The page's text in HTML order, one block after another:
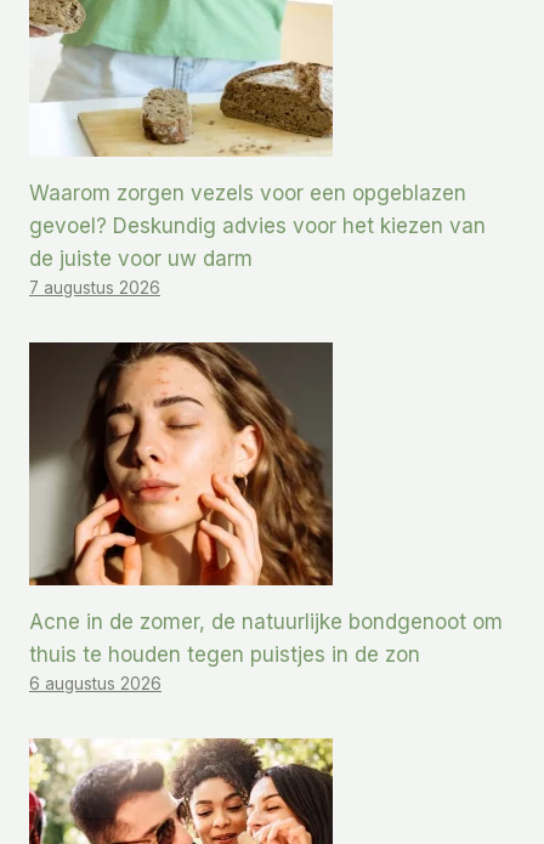
Waarom zorgen vezels voor een opgeblazen
gevoel? Deskundig advies voor het kiezen van
de juiste voor uw darm
7 augustus 2026
Acne in de zomer, de natuurlijke bondgenoot om
thuis te houden tegen puistjes in de zon
6 augustus 2026